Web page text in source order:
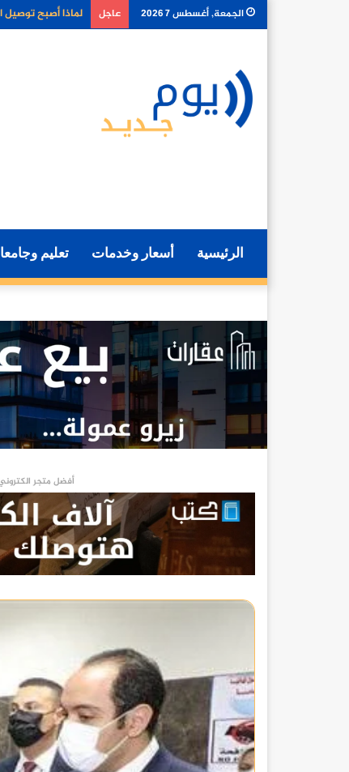
الجمعة, أغسطس 7 2026 عاجل كيف تغير أدوات
الرئيسية أسعار وخدمات تعليم
أفضل متجر